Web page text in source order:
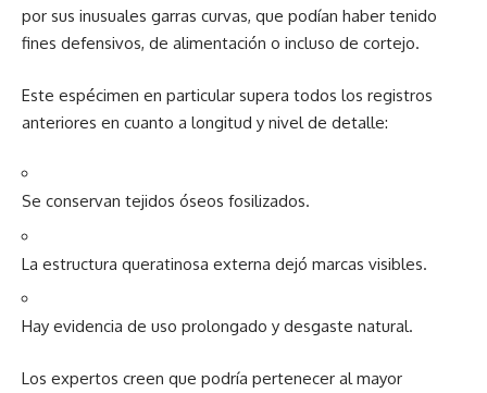
por sus inusuales garras curvas, que podían haber tenido
fines defensivos, de alimentación o incluso de cortejo.
Este espécimen en particular supera todos los registros
anteriores en cuanto a longitud y nivel de detalle:
Se conservan tejidos óseos fosilizados.
La estructura queratinosa externa dejó marcas visibles.
Hay evidencia de uso prolongado y desgaste natural.
Los expertos creen que podría pertenecer al mayor